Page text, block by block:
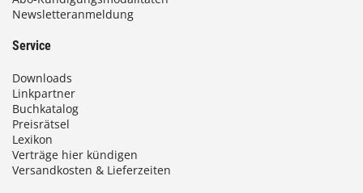
Newsletteranmeldung
Service
Downloads
Linkpartner
Buchkatalog
Preisrätsel
Lexikon
Verträge hier kündigen
Versandkosten & Lieferzeiten